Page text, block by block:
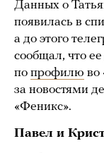
Данных о
появилась в
а до этого
сообщал, что ее
по профилю во
за новостями
«Феникс».
Павел и